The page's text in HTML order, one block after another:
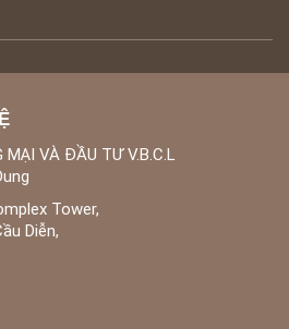
MẠI VÀ ĐẦU TƯ V.B.C.L
Tower,
Diễn,